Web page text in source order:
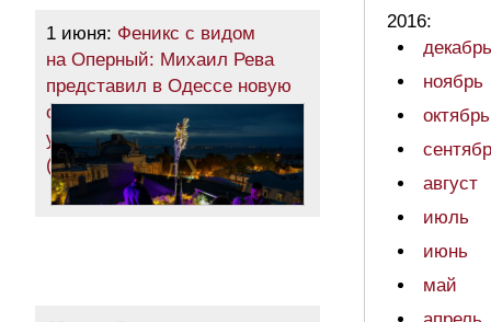
1 июня: Феникс с видом
на Оперный: Михаил Рева
представил в Одессе новую
скульптуру из обломков
уничтоженного элеватора
(фото)
2016:
декабрь
ноябрь
октябрь
август
июль
июнь
май